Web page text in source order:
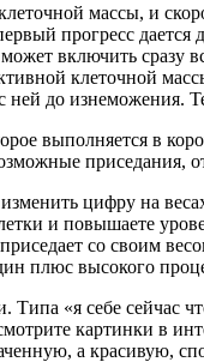
массы, и
прогресс
включить сразу
клеточной
ней до изнеможения.
выполняется в
приседания,
цифру на
и повышаете
со своим
плюс высокого
Типа «я себе сейчас
картинки в
а красивую,